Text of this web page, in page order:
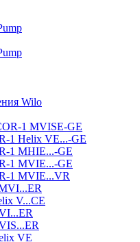
Wilo
1 MVISE-GE
1 Helix VE...-GE
1 MHIE...-GE
1 MVIE...-GE
1 MVIE...VR
V...CE
VE